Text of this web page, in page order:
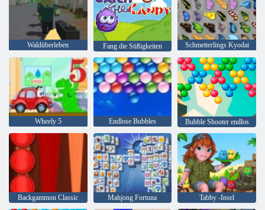
Waldüberleben Fang die Süßigkeiten Schmetterlings Kyodai
Wheely 5 Endlose Bubbles Bubble Shooter endlos
Backgammon Classic Mahjong Fortuna Tabby -Insel